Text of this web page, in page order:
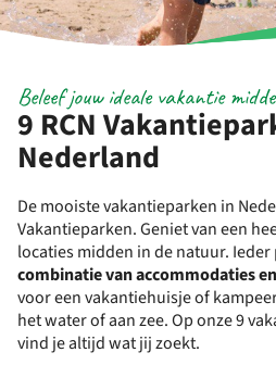
9 RCN
Nederland
Beleef jouw ideale vakantie
De mooiste vakantieparken in
Vakantieparken. Geniet van een
locaties midden in de natuur.
combinatie van accommodaties
voor een vakantiehuisje of
het water of aan zee. Op onze 9
vind je altijd wat jij zoekt.